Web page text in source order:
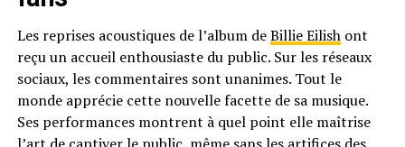
Les reprises acoustiques de l’album deBillie Eilishont
reçu un accueil enthousiaste du public. Sur les réseaux
sociaux, les commentaires sont unanimes. Tout le
monde apprécie cette nouvelle facette de sa musique.
Ses performances montrent à quel point elle maîtrise